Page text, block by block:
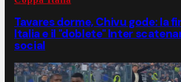
Tavares dorme, Chivu gode: la
Italia e il "doblete" Inter
social